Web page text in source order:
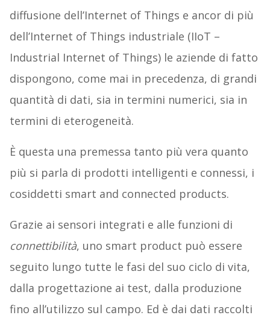
diffusione dell’Internet of Things e ancor di più
dell’Internet of Things industriale (IIoT –
Industrial Internet of Things) le aziende di fatto
dispongono, come mai in precedenza, di grandi
quantità di dati, sia in termini numerici, sia in
termini di eterogeneità.
È questa una premessa tanto più vera quanto
più si parla di prodotti intelligenti e connessi, i
cosiddetti smart and connected products.
Grazie ai sensori integrati e alle funzioni di
connettibilità, uno smart product può essere
seguito lungo tutte le fasi del suo ciclo di vita,
dalla progettazione ai test, dalla produzione
fino all’utilizzo sul campo. Ed è dai dati raccolti